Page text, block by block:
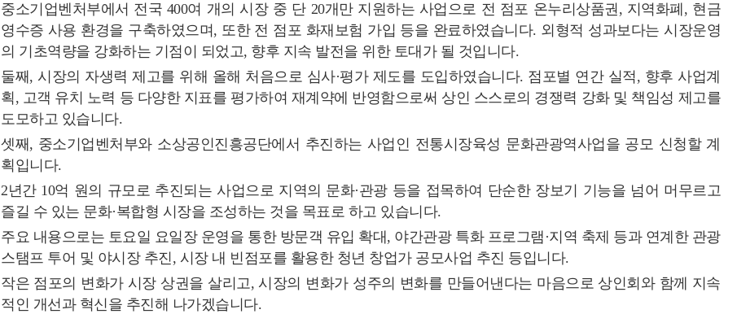
중소기업벤처부에서 전국 400여 개의 시장 중 단 20개만 지원하는 사업으로 전 점포 온누리상품권, 지역화폐, 현금
영수증 사용 환경을 구축하였으며, 또한 전 점포 화재보험 가입 등을 완료하였습니다. 외형적 성과보다는 시장운영
의 기초역량을 강화하는 기점이 되었고, 향후 지속 발전을 위한 토대가 될 것입니다.
둘째, 시장의 자생력 제고를 위해 올해 처음으로 심사·평가 제도를 도입하였습니다. 점포별 연간 실적, 향후 사업계
획, 고객 유치 노력 등 다양한 지표를 평가하여 재계약에 반영함으로써 상인 스스로의 경쟁력 강화 및 책임성 제고를
도모하고 있습니다.
셋째, 중소기업벤처부와 소상공인진흥공단에서 추진하는 사업인 전통시장육성 문화관광역사업을 공모 신청할 계
획입니다.
2년간 10억 원의 규모로 추진되는 사업으로 지역의 문화·관광 등을 접목하여 단순한 장보기 기능을 넘어 머무르고
즐길 수 있는 문화·복합형 시장을 조성하는 것을 목표로 하고 있습니다.
주요 내용으로는 토요일 요일장 운영을 통한 방문객 유입 확대, 야간관광 특화 프로그램·지역 축제 등과 연계한 관광
스탬프 투어 및 야시장 추진, 시장 내 빈점포를 활용한 청년 창업가 공모사업 추진 등입니다.
작은 점포의 변화가 시장 상권을 살리고, 시장의 변화가 성주의 변화를 만들어낸다는 마음으로 상인회와 함께 지속
적인 개선과 혁신을 추진해 나가겠습니다.